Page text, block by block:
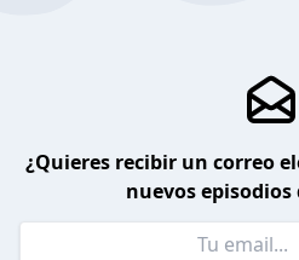
¿Quieres recibir un correo
nuevos